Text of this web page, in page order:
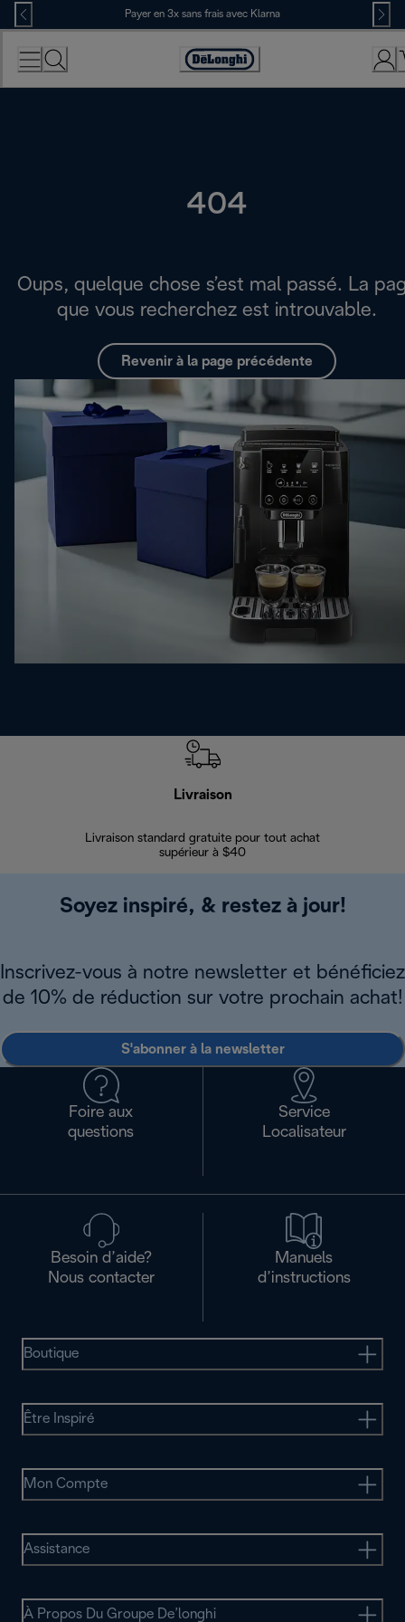
Skip
to
Content
Payer en 3x sans frais avec Klarna
Déclaration
d'accessibilité
404
Oups, quelque chose s’est mal passé. La
que vous recherchez est introuvable.
Revenir à la page précédente
Livraison
Livraison standard gratuite pour tout achat
supérieur à $40
Soyez inspiré, & restez à jour!
Inscrivez-vous à notre newsletter et bénéficiez
de 10% de réduction sur votre prochain achat!
S'abonner à la newsletter
Foire aux
questions
Service
Localisateur
Besoin d’aide?
Nous contacter
Manuels
d’instructions
Boutique
Être Inspiré
Mon Compte
Assistance
À Propos Du Groupe De’longhi